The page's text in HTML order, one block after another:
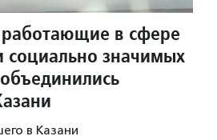
в сфере
социально значимых
в Казани